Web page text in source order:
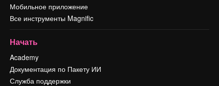
Мобильное приложение
Все инструменты Magnific
Начать
Academy
Документация по Пакету ИИ
Служба поддержки